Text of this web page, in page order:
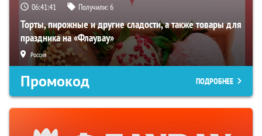
06:41:40 Получили:6
Торты, пирожные и другие сладости, а также товары для
праздника на «Флаувау»
Россия
Промокод ПОДРОБНЕЕ